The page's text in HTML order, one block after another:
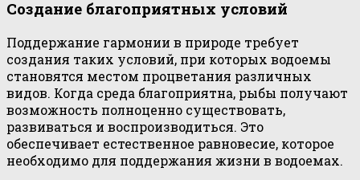
Создание благоприятных условий
Поддержание гармонии в природе требует
создания таких условий, при которых водоемы
становятся местом процветания различных
видов. Когда среда благоприятна, рыбы получают
возможность полноценно существовать,
развиваться и воспроизводиться. Это
обеспечивает естественное равновесие, которое
необходимо для поддержания жизни в водоемах.